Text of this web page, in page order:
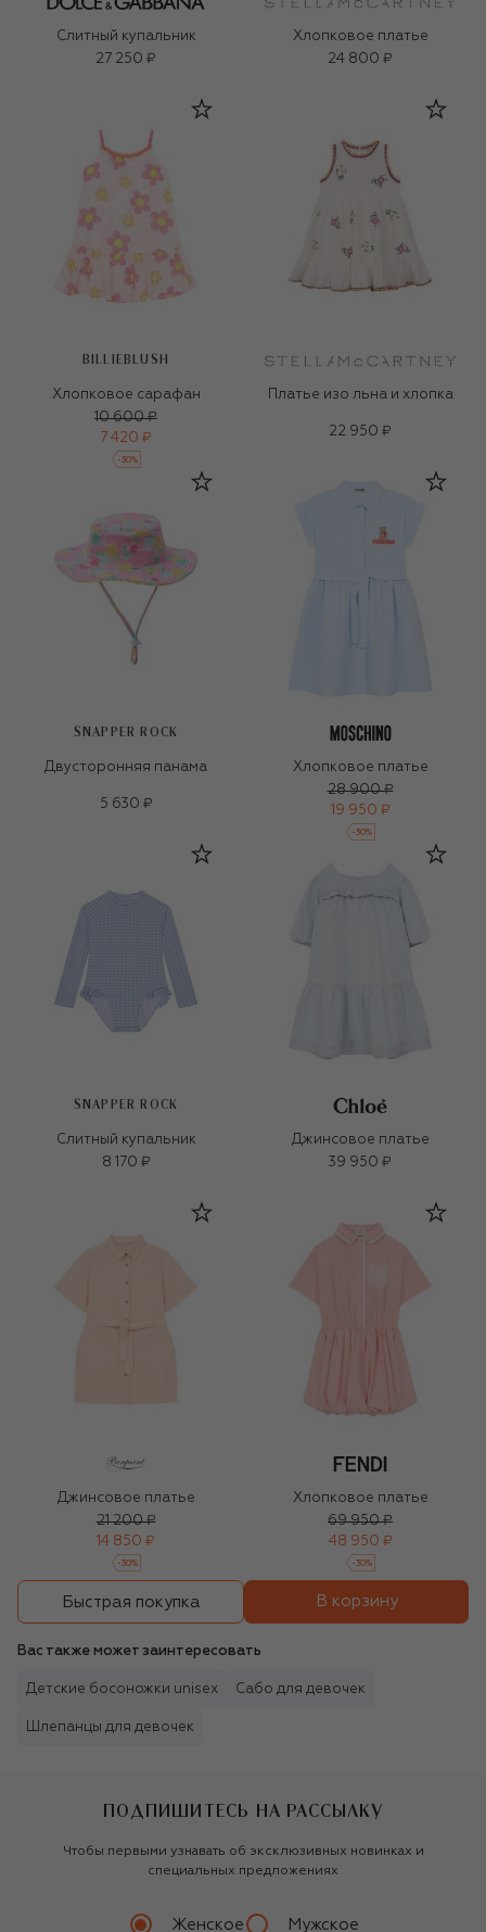
Слитный купальник
27 250 ₽
Хлопковое платье
24 800 ₽
BILLIEBLUSH
Хлопковое сарафан
10 600 ₽
7 420 ₽
-30%
Платье изо льна и хлопка
22 950 ₽
SNAPPER ROCK
Двусторонняя панама
5 630 ₽
Хлопковое платье
28 900 ₽
19 950 ₽
-30%
SNAPPER ROCK
Слитный купальник
8 170 ₽
Джинсовое платье
39 950 ₽
Джинсовое платье
21 200 ₽
14 850 ₽
-30%
Хлопковое платье
69 950 ₽
48 950 ₽
-30%
Быстрая покупка В корзину
Вас также может заинтересовать
Детские босоножки unisex Сабо для девочек
Шлепанцы для девочек
ПОДПИШИТЕСЬ НА РАССЫЛКУ
Чтобы первыми узнавать об эксклюзивных новинках и
специальных предложениях
Женское Мужское